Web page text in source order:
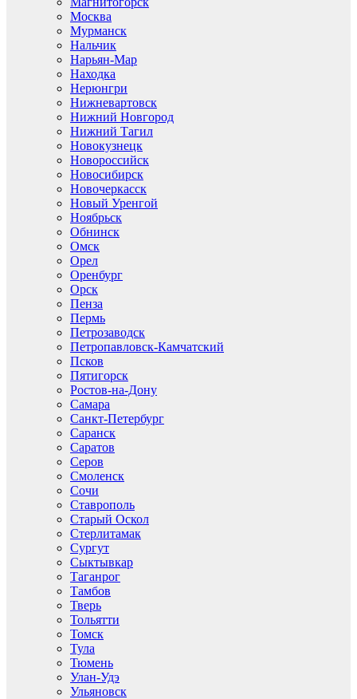
Москва
Мурманск
Нальчик
Нарьян-Мар
Находка
Нерюнгри
Нижневартовск
Нижний Новгород
Нижний Тагил
Новокузнецк
Новороссийск
Новосибирск
Новочеркасск
Новый Уренгой
Ноябрьск
Обнинск
Омск
Орел
Оренбург
Орск
Пенза
Пермь
Петрозаводск
Петропавловск-Камчатский
Псков
Пятигорск
Ростов-на-Дону
Самара
Санкт-Петербург
Саранск
Саратов
Серов
Смоленск
Сочи
Ставрополь
Старый Оскол
Стерлитамак
Сургут
Сыктывкар
Таганрог
Тамбов
Тверь
Тольятти
Томск
Тула
Тюмень
Улан-Удэ
Ульяновск